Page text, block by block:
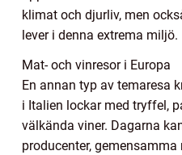
klimat och djurliv, men
lever i denna extrema miljö.
Mat- och vinresor i Europa
En annan typ av temaresa
i Italien lockar med tryffel,
välkända viner. Dagarna
producenter, gemensamma